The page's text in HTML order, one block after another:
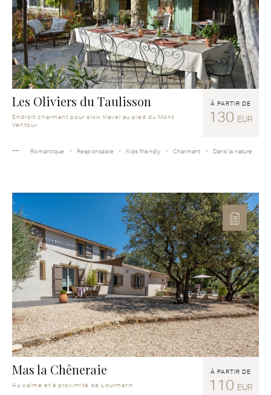
Les Oliviers du Taulisson
Endroit charmant pour slow travel au pied du Mont
Ventoux
À PARTIR DE
130 EUR
Romantique Responsable Kids friendly Charmant Dans la nature
Mas la Chêneraie
Au calme et à proximité de Lourmarin
À PARTIR DE
110 EUR